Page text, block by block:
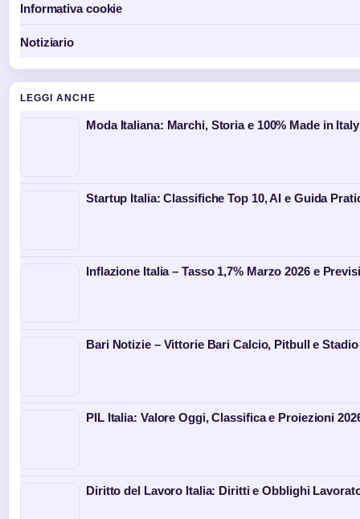
Informativa cookie
Notiziario
LEGGI ANCHE
Moda Italiana: Marchi, Storia e 100% Made in Italy
Startup Italia: Classifiche Top 10, AI e Guida
Inflazione Italia – Tasso 1,7% Marzo 2026 e
Bari Notizie – Vittorie Bari Calcio, Pitbull e Stadio
PIL Italia: Valore Oggi, Classifica e Proiezioni
Diritto del Lavoro Italia: Diritti e Obblighi